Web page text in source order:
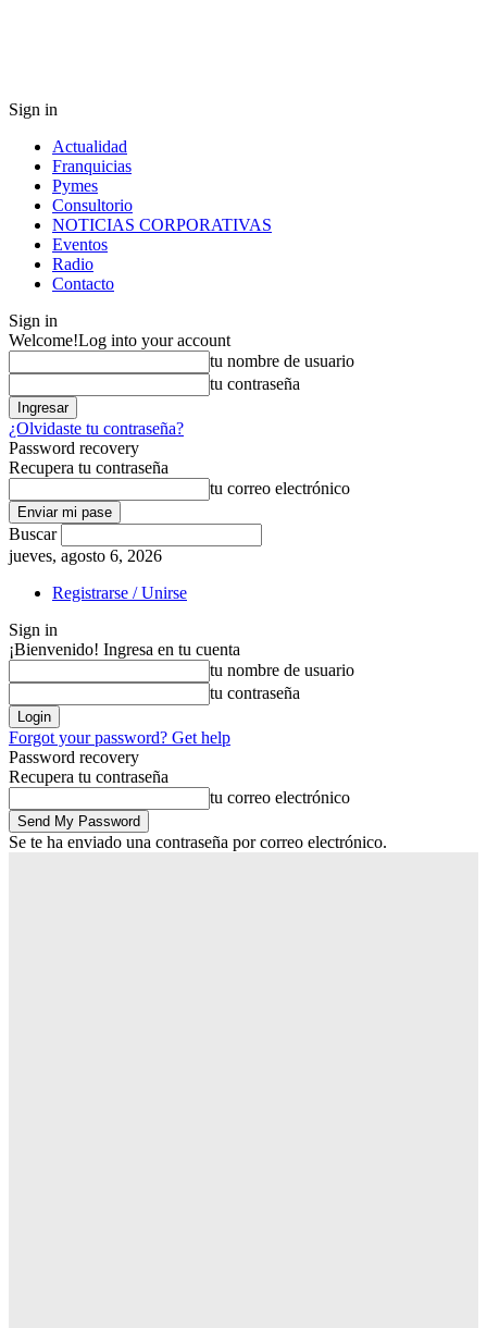
Sign in
Actualidad
Franquicias
Pymes
Consultorio
NOTICIAS CORPORATIVAS
Eventos
Radio
Contacto
Sign in
Welcome!Log into your account
tu nombre de usuario
tu contraseña
¿Olvidaste tu contraseña?
Password recovery
Recupera tu contraseña
tu correo electrónico
Buscar
jueves, agosto 6, 2026
Registrarse / Unirse
Sign in
¡Bienvenido! Ingresa en tu cuenta
tu nombre de usuario
tu contraseña
Forgot your password? Get help
Password recovery
Recupera tu contraseña
tu correo electrónico
Se te ha enviado una contraseña por correo electrónico.